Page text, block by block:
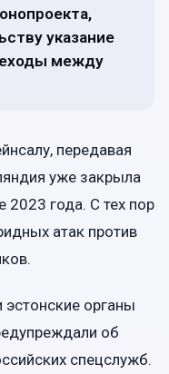
указание
между
передавая
уже закрыла
2023 года. С тех пор
атак против
эстонские органы
об
спецслужб.